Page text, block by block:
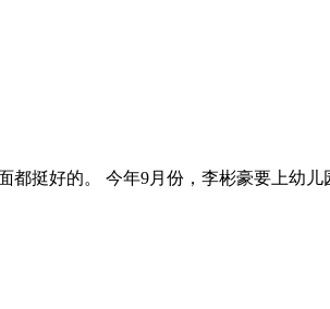
挺好的。 今年9月份，李彬豪要上幼